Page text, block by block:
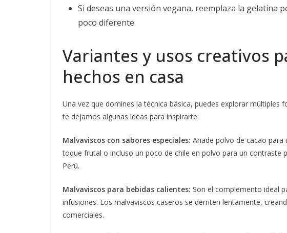
Si deseas una versión vegana, reemplaza la gelatina
poco diferente.
Variantes y usos creativos
hechos en casa
Una vez que domines la técnica básica, puedes explorar múltiples
te dejamos algunas ideas para inspirarte:
Malvaviscos con sabores especiales: Añade polvo de cacao
toque frutal o incluso un poco de chile en polvo para un contraste
Perú.
Malvaviscos para bebidas calientes: Son el complemento ideal
infusiones. Los malvaviscos caseros se derriten lentamente,
comerciales.